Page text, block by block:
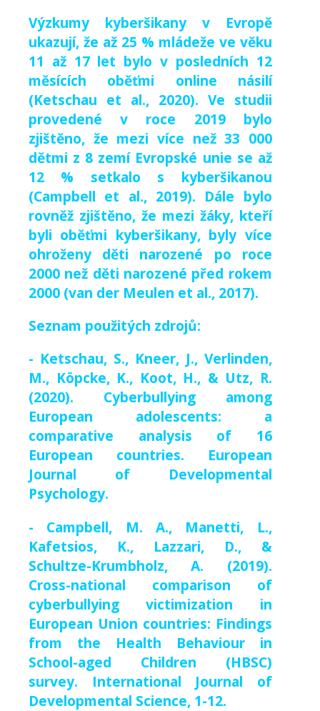
Výzkumy kyberšikany v Evropě
ukazují, že až 25 % mládeže ve věku
11 až 17 let bylo v posledních 12
měsících oběťmi online násilí
(Ketschau et al., 2020). Ve studii
provedené v roce 2019 bylo
zjištěno, že mezi více než 33 000
dětmi z 8 zemí Evropské unie se až
12 % setkalo s kyberšikanou
(Campbell et al., 2019). Dále bylo
rovněž zjištěno, že mezi žáky, kteří
byli oběťmi kyberšikany, byly více
ohroženy děti narozené po roce
2000 než děti narozené před rokem
2000 (van der Meulen et al., 2017).
Seznam použitých zdrojů:
- Ketschau, S., Kneer, J., Verlinden,
M., Köpcke, K., Koot, H., & Utz, R.
(2020). Cyberbullying among
European adolescents: a
comparative analysis of 16
European countries. European
Journal of Developmental
Psychology.
- Campbell, M. A., Manetti, L.,
Kafetsios, K., Lazzari, D., &
Schultze-Krumbholz, A. (2019).
Cross-national comparison of
cyberbullying victimization in
European Union countries: Findings
from the Health Behaviour in
School-aged Children (HBSC)
survey. International Journal of
Developmental Science, 1-12.